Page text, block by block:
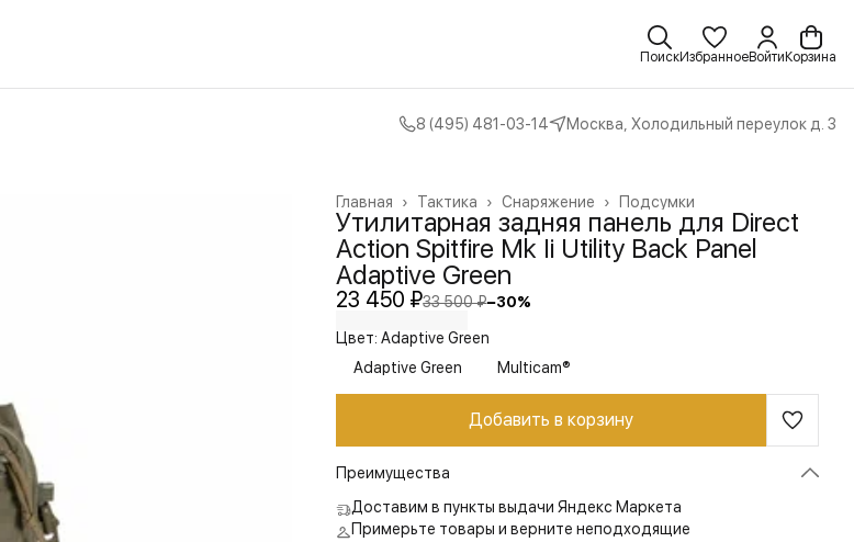
ПоискИзбранноеВойти Корзина
8 (495) 481-03-14 Москва, Холодильный переулок д. 3
Подсумки
Снаряжение ›
Тактика ›
Главная ›
Утилитарная задняя панель для Direct
Action Spitfire Mk Ii Utility Back Panel
Adaptive Green
23 450 ₽33 500 ₽−30%
Цвет: Adaptive Green
Adaptive Green
Multicam®
Добавить в корзину
Преимущества
Доставим в пункты выдачи Яндекс Маркета
Примерьте товары и верните неподходящие